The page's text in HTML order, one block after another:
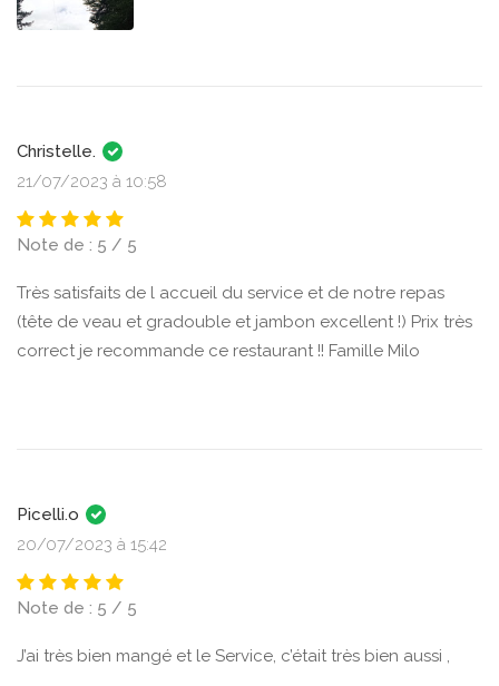
Christelle.
21/07/2023 à 10:58
Note de : 5 / 5
Très satisfaits de l accueil du service et de notre repas
(tête de veau et gradouble et jambon excellent !) Prix très
correct je recommande ce restaurant !! Famille Milo
Picelli.o
20/07/2023 à 15:42
Note de : 5 / 5
J’ai très bien mangé et le Service, c’était très bien aussi ,